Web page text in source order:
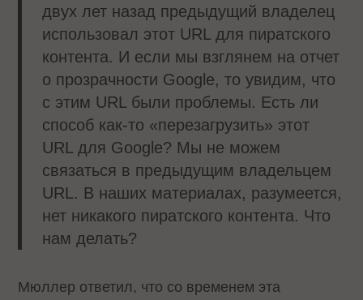
двух лет назад предыдущий владелец
использовал этот URL для пиратского
контента. И если мы взглянем на отчет
о прозрачности Google, то увидим, что
с этим URL были проблемы. Есть ли
способ как-то «перезагрузить» этот
URL для Google? Мы не можем
связаться в предыдущим владельцем
URL. В наших материалах, разумеется,
нет никакого пиратского контента. Что
нам делать?
Мюллер ответил, что со временем эта